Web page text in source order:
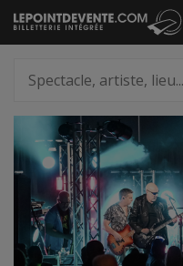
Passer
au
artiste,
lieu...